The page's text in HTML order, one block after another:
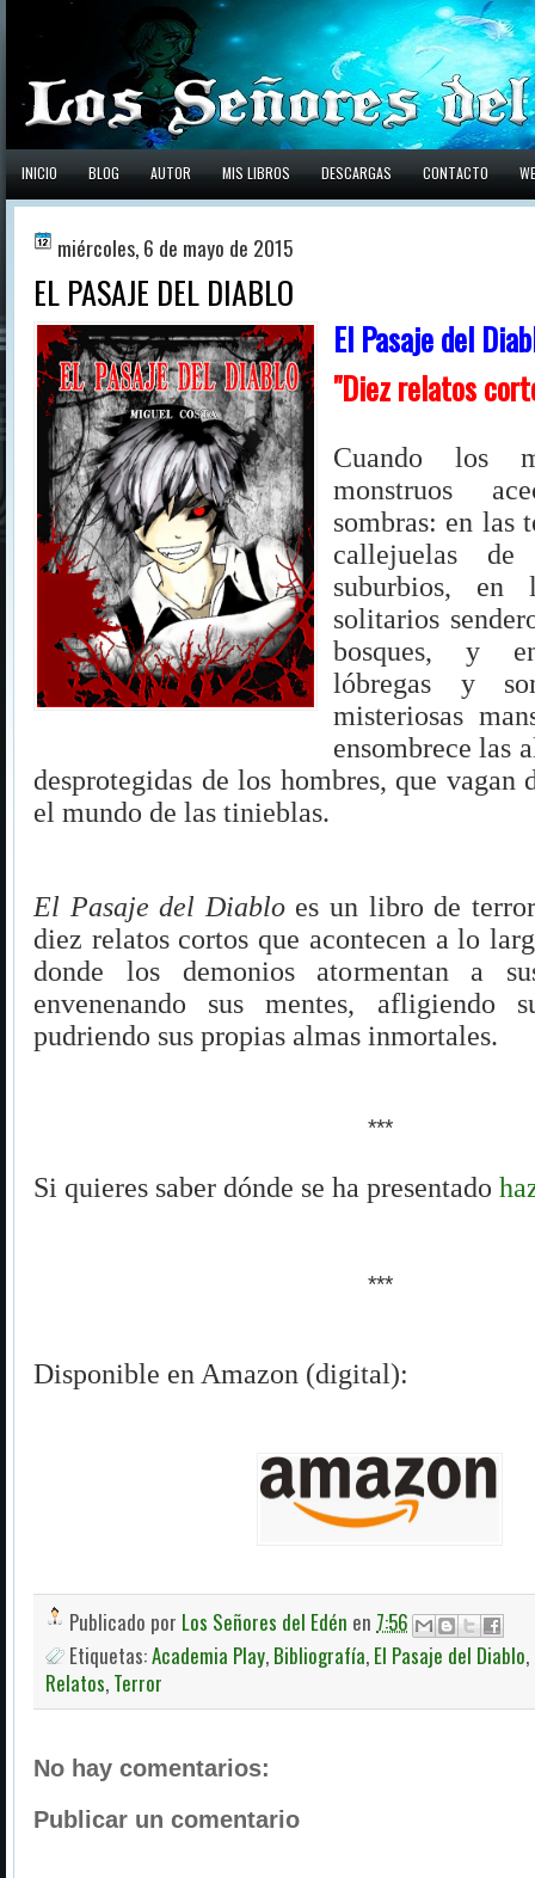
INICIO BLOG AUTOR MIS LIBROS DESCARGAS CONTACTO
miércoles, 6 de mayo de 2015
EL PASAJE DEL DIABLO
El Pasaje del
"Diez relatos
Cuando los
monstruos
sombras: en las
callejuelas
suburbios, en
solitarios
bosques, y
lóbregas y
misteriosas
ensombrece las
desprotegidas de los hombres, que vagan
el mundo de las tinieblas.
El Pasaje del Diabloes un libro de
diez relatos cortos que acontecen a lo
donde los demonios atormentan a
envenenando sus mentes, afligiendo
pudriendo sus propias almas inmortales.
***
Si quieres saber dónde se ha presentado
***
Disponible en Amazon (digital):
Publicado por Los Señores del Edén en 7:56
Etiquetas:Academia Play, Bibliografía, El Pasaje del Diablo,
Relatos, Terror
No hay comentarios:
Publicar un comentario